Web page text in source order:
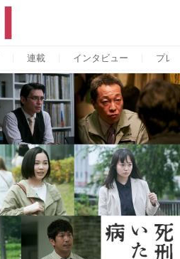
連載 インタビュー プレ